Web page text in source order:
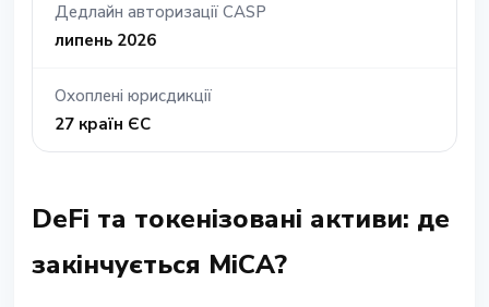
Дедлайн авторизації CASP
липень 2026
Охоплені юрисдикції
27 країн ЄС
DeFi та токенізовані активи: де
закінчується MiCA?